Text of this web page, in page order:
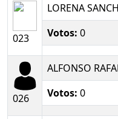
023
LORENA
Votos: 0
026
ALFONSO
Votos: 0